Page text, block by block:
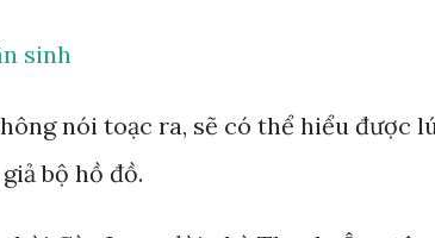
sinh
nói toạc ra, sẽ có thể hiểu được
bộ hồ đồ.